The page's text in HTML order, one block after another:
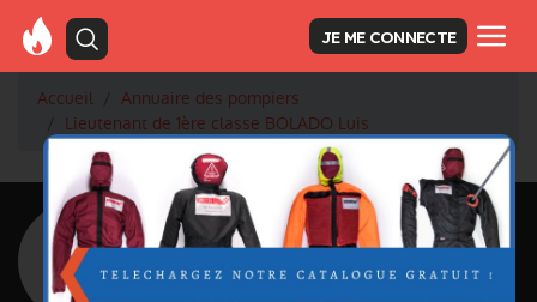
JE ME CONNECTE
Accueil
Annuaire des pompiers
Lieutenant de 1ère classe BOLADO Luis
<Retour à la liste des pompiers
BOLADO Luis